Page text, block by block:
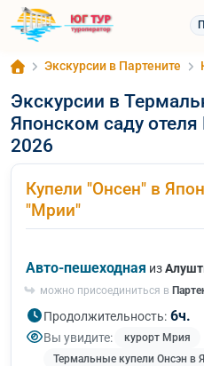
Экскурсии в Партените
Экскурсии в
Японском саду
2026
Купели "Онсен" в
"Мрии"
Авто-пешеходная из
можно присоединиться в
Продолжительность: 6ч.
Вы увидите:
курорт Мрия
Термальные купели Онсэн в